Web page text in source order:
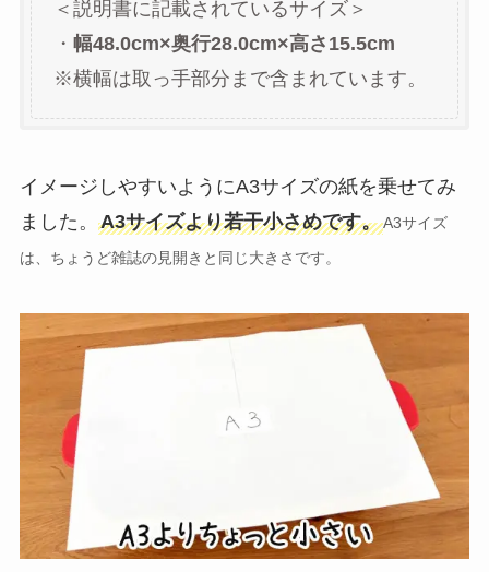
＜説明書に記載されているサイズ＞
・ 幅48.0cm×奥行28.0cm×高さ15.5cm
※横幅は取っ手部分まで含まれています。
イメージしやすいようにA3サイズの紙を乗せてみ
ました。 A3サイズより若干小さめです。A3サイズ
は、ちょうど雑誌の見開きと同じ大きさです。